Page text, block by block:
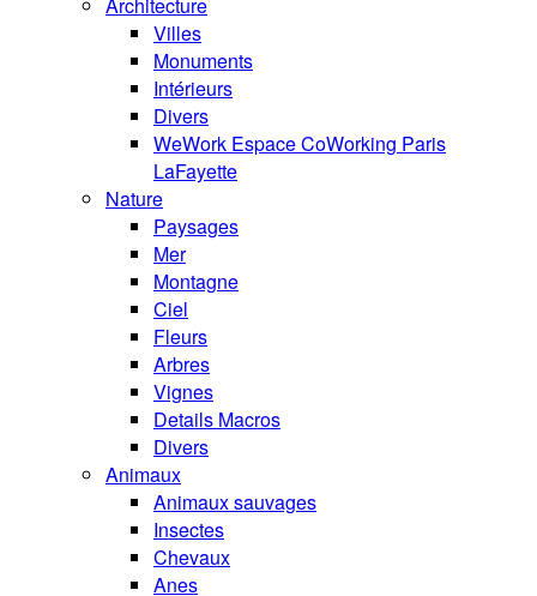
Villes
Monuments
Intérieurs
Divers
WeWork Espace CoWorking Paris
LaFayette
Nature
Paysages
Mer
Montagne
Ciel
Fleurs
Arbres
Vignes
Details Macros
Divers
Animaux
Animaux sauvages
Insectes
Chevaux
Anes